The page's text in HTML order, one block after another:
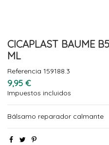
CICAPLAST BAUME
ML
Referencia 159188.3
9,95 €
Impuestos incluidos
Bálsamo reparador calmante